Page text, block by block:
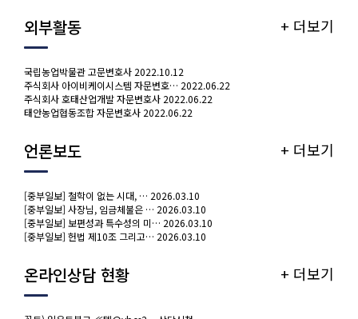
외부활동 + 더보기
국립농업박물관 고문변호사 2022.10.12
주식회사 아이비케이시스템 자문변호… 2022.06.22
주식회사 호태산업개발 자문변호사 2022.06.22
태안농업협동조합 자문변호사 2022.06.22
언론보도 + 더보기
[중부일보] 철학이 없는 시대, … 2026.03.10
[중부일보] 사장님, 임금체불은 … 2026.03.10
[중부일보] 보편성과 특수성의 미… 2026.03.10
[중부일보] 헌법 제10조 그리고… 2026.03.10
온라인상담 현황 + 더보기